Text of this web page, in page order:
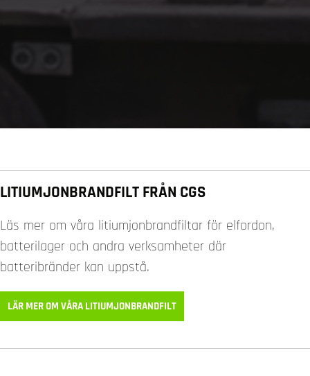
LITIUMJONBRANDFILT FRÅN CGS
Läs mer om våra litiumjonbrandfiltar för elfordon,
batterilager och andra verksamheter där
batteribränder kan uppstå.
LÄR MER OM VÅRA LITIUMJONBRANDFILT